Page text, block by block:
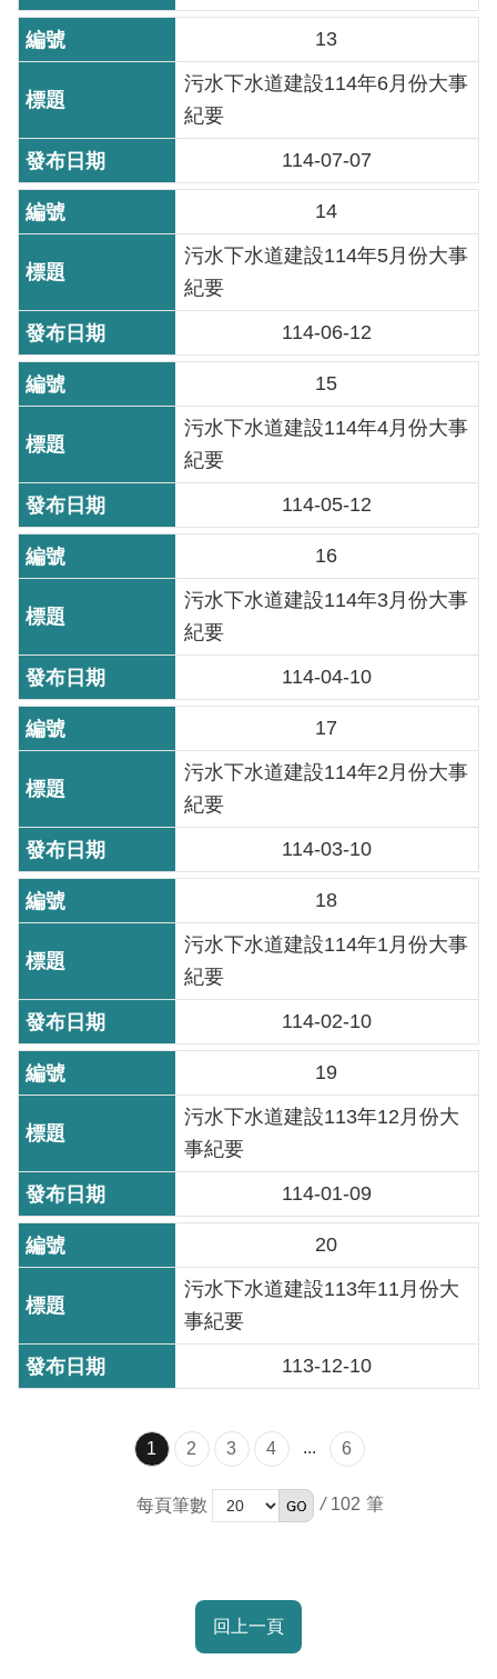
政
府
站
料
開
放
宣
告
隱
私
權
及
訊
全
政
策
聯
資
訊
意
信
箱
13
污水下水道建設114年6月份大事
紀要
114-07-07
14
污水下水道建設114年5月份大事
紀要
114-06-12
15
污水下水道建設114年4月份大事
紀要
114-05-12
16
污水下水道建設114年3月份大事
紀要
114-04-10
17
污水下水道建設114年2月份大事
紀要
114-03-10
18
污水下水道建設114年1月份大事
紀要
114-02-10
19
污水下水道建設113年12月份大
事紀要
114-01-09
20
污水下水道建設113年11月份大
事紀要
113-12-10
1 2 3 4 ... 6
每頁筆數 / 102
回上一頁